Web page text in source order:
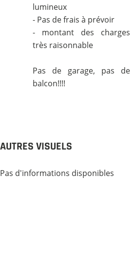
lumineux
- Pas de frais à prévoir
- montant des charges
très raisonnable
Pas de garage, pas de
balcon!!!!
AUTRES VISUELS
Pas d'informations disponibles